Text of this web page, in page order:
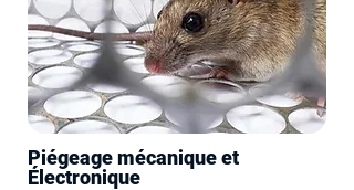
Piégeage mécanique et
Électronique